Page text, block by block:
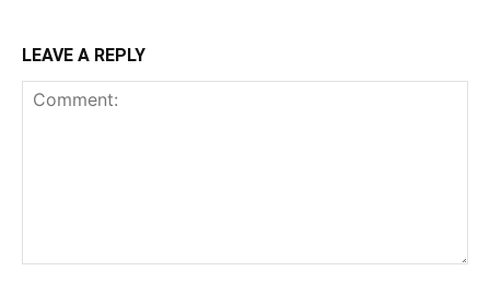
LEAVE A REPLY